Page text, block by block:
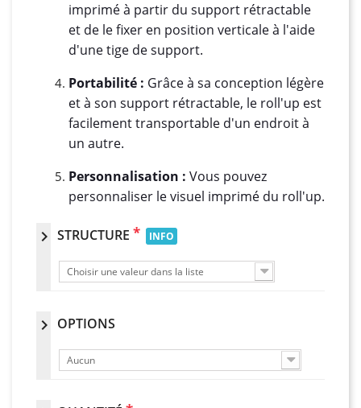
imprimé à partir du support rétractable
et de le fixer en position verticale à l'aide
d'une tige de support.
Portabilité : Grâce à sa conception légère
et à son support rétractable, le roll'up est
facilement transportable d'un endroit à
un autre.
Personnalisation : Vous pouvez
personnaliser le visuel imprimé du roll'up.
chevron_right STRUCTURE * INFO
Choisir une valeur dans la liste
chevron_right OPTIONS
Aucun